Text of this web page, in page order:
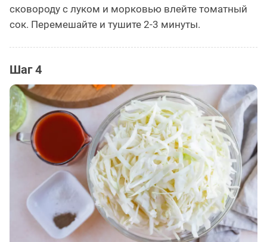
сковороду с луком и морковью влейте томатный
сок. Перемешайте и тушите 2-3 минуты.
Шаг 4